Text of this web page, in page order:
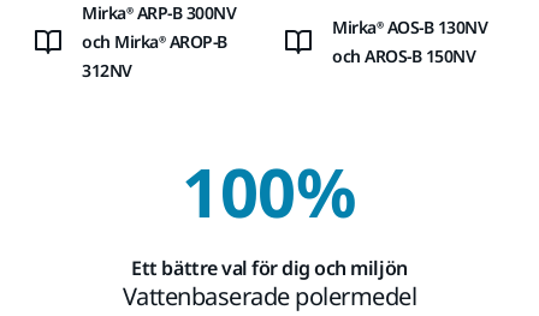
Mirka® ARP-B 300NV
och Mirka® AROP-B
312NV
Mirka® AOS-B 130NV
och AROS-B 150NV
100%
Ett bättre val för dig och miljön
Vattenbaserade polermedel